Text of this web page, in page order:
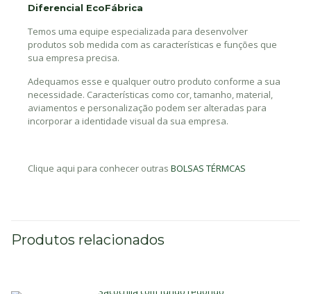
Diferencial EcoFábrica
Temos uma equipe especializada para desenvolver
produtos sob medida com as características e funções que
sua empresa precisa.
Adequamos esse e qualquer outro produto conforme a sua
necessidade. Características como cor, tamanho, material,
aviamentos e personalização podem ser alteradas para
incorporar a identidade visual da sua empresa.
Clique aqui para conhecer outras BOLSAS TÉRMCAS
Produtos relacionados